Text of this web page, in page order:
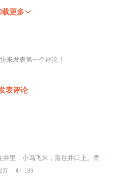
载更多
来发表第一个评论！
表评论
坐井观天青蛙坐在井里，小鸟飞来，落在井口上。青蛙问小鸟：“你从哪里来呀？”小鸟回答说：“我从天上来，飞了一百多里，口渴了，下来找点水喝”青蛙说：“朋友别说...
万 189